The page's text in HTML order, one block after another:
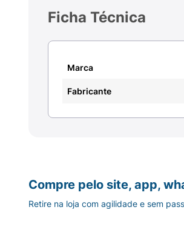
Ficha Técnica
Marca
Fabricante
Compre pelo site, app,
Retire na loja com agilidade e sem